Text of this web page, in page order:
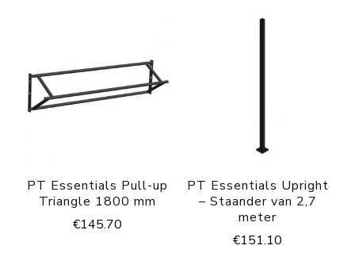
PT Essentials Pull-up
Triangle 1800 mm
€145.70
PT Essentials Upright
– Staander van 2,7
meter
€151.10